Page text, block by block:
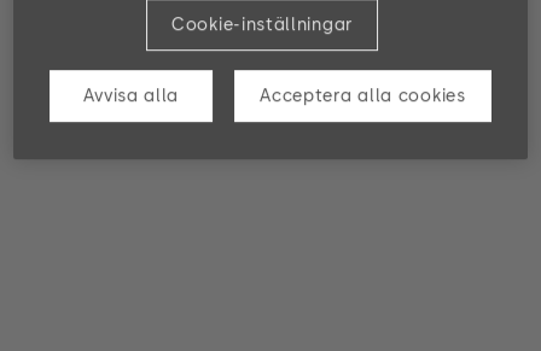
Cookie-inställningar
Avvisa alla Acceptera alla cookies